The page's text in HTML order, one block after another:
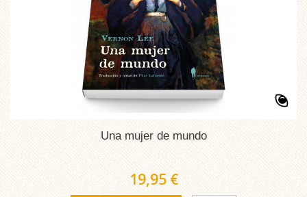
Una mujer de mundo
19,95 €